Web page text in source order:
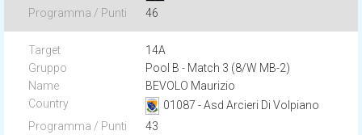
46
14A
Pool B - Match 3 (8/W MB-2)
BEVOLO Maurizio
01087 - Asd Arcieri Di Volpiano
43